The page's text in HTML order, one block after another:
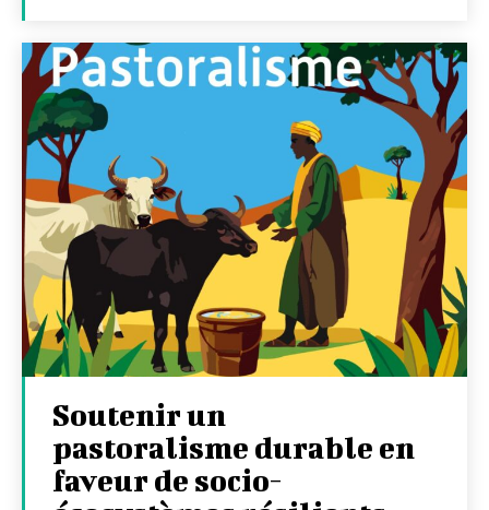
Soutenir un
pastoralisme durable en
faveur de socio-